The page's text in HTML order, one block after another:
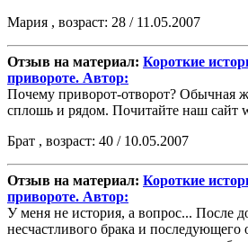
Мария , возраст: 28 / 11.05.2007
Отзыв на материал: Короткие
привороте. Автор:
Почему приворот-отворот? Обычная
сплошь и рядом. Почитайте наш сайт
Брат , возраст: 40 / 10.05.2007
Отзыв на материал: Короткие
привороте. Автор:
У меня не история, а вопрос... После
несчастливого брака и последующего